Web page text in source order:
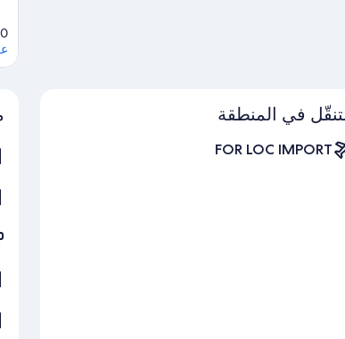
FL, 32901
في المنطقة
FOR LOC IMPORT